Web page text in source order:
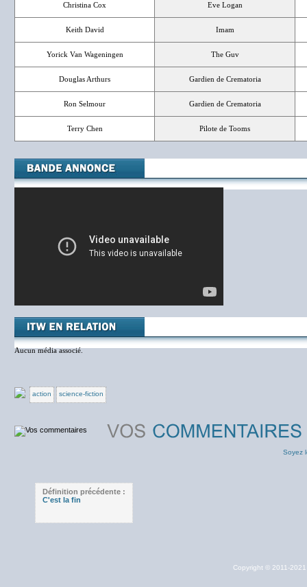
Christina Cox Eve Logan
Keith David Imam
Yorick Van Wageningen The Guv
Douglas Arthurs Gardien de Crematoria
Ron Selmour Gardien de Crematoria
Terry Chen Pilote de Tooms
Aucun média associé.
action science-fiction
Soyez
Définition précédente :
C'est la fin
Copyright © 2011-